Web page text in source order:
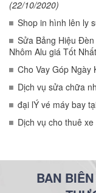
(22/10/2020)
Shop in hình lên ly
Sửa Bảng Hiệu
Nhôm Alu giá Tốt Nhất
Cho Vay Góp Ngày
Dịch vụ sửa chữa
đại lÝ vé máy bay
Dịch vụ cho thuê
BAN